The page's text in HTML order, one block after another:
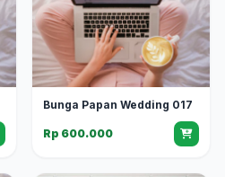
Bunga Papan Wedding 017
Rp 600.000